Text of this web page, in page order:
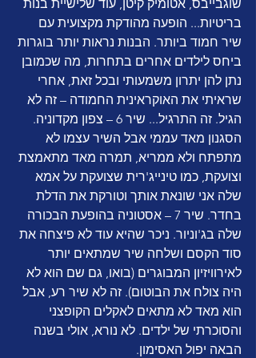
שוגבייבס, אטומיק קיטן, עוד שלישיית בנות
בריטיות... הופעה מהודקת מקצועית עם
שיר חמוד ביותר. הבנות נראות יותר בוגרות
ביחס לילדים אחרים בתחרות, מה שכמובן
נתן להן יתרון משמעותי ובכל זאת, אחרי
שראיתי את האוקראינית החמודה – זה לא
הגיל. זה התרגיל... שיר 6 – צפון מקדוניה.
הסגנון מאד עממי אבל השיר עצמו לא
מתפתח ולא ממריא, תמרה מאד מתאמצת
וצועקת, כמו טינייג'רית שצועקת על אמא
שלה אני שונאת אותך וטורקת את הדלת
בחדר. שיר 7 – אסטוניה בהופעת הבכורה
שלה בג'וניור. ניכר שהיא עוד לא פיצחה את
סוד הקסם ושלחה שיר שמתאים יותר
לאירוויזיון המבוגרים (בואו, גם שם הוא לא
היה צולח את הבוטום). זה לא שיר רע, אבל
הוא מאד לא מתאים לאקלים הקופצני
והסוכרתי של ילדים. לא נורא, אולי בשנה
הבאה יפול האסימון.